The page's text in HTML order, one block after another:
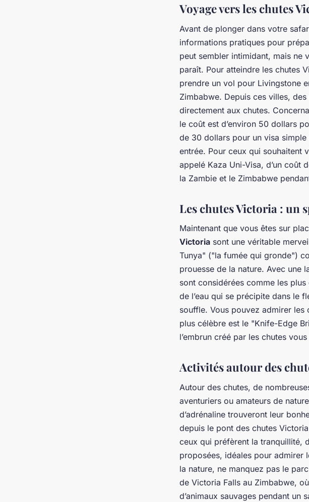
Voyage vers les chutes
Avant de plonger dans votre
informations pratiques pour
peut sembler intimidant, mais ne
paraît. Pour atteindre les chutes
prendre un vol pour Livingstone
Zimbabwe. Depuis ces villes,
directement aux chutes.
le coût est d’environ 50 dollars
de 30 dollars pour un visa
entrée. Pour ceux qui souhaitent
appelé Kaza Uni-Visa, d’un coût
la Zambie et le Zimbabwe
Les chutes Victoria : un
Maintenant que vous êtes sur
Victoria sont une véritable
Tunya" ("la fumée qui gronde")
prouesse de la nature. Avec une
sont considérées comme les
de l’eau qui se précipite dans le
souffle. Vous pouvez admirer
plus célèbre est le "Knife-Edge
l’embrun créé par les chutes
Activités autour des
Autour des chutes, de
aventuriers ou amateurs de
d’adrénaline trouveront leur
depuis le pont des chutes
ceux qui préfèrent la tranquillité,
proposées, idéales pour admirer
la nature, ne manquez pas le
de Victoria Falls au Zimbabwe,
d’animaux sauvages pendant un